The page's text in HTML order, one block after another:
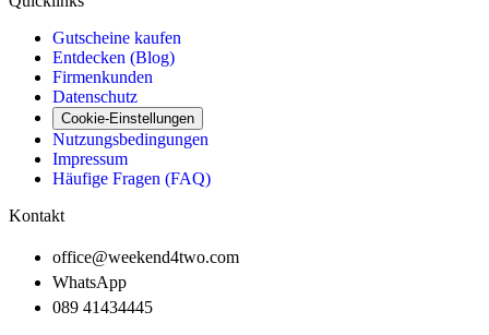
Gutscheine kaufen
Entdecken (Blog)
Firmenkunden
Datenschutz
Cookie-Einstellungen
Nutzungsbedingungen
Impressum
Häufige Fragen (FAQ)
Kontakt
office@weekend4two.com
WhatsApp
089 41434445